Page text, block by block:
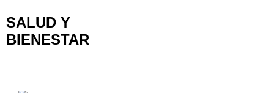
SALUD Y
BIENESTAR